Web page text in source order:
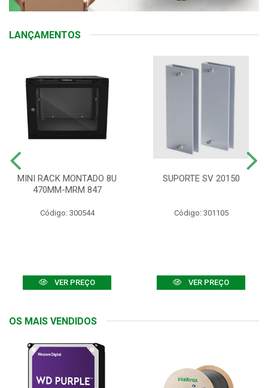
LANÇAMENTOS
MINI RACK MONTADO 8U
470MM-MRM 847
Código: 300544
VER PREÇO
SUPORTE SV 20150
Código: 301105
VER PREÇO
OS MAIS VENDIDOS